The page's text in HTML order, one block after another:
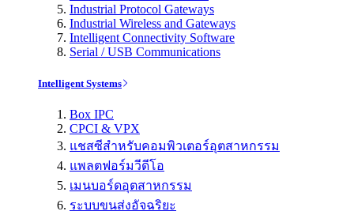
Industrial Protocol Gateways
Industrial Wireless and Gateways
Intelligent Connectivity Software
Serial / USB Communications
Intelligent Systems
Box IPC
CPCI & VPX
แชสซีสำหรับคอมพิวเตอร์อุตสาหกรรม
แพลตฟอร์มวีดีโอ
เมนบอร์ดอุตสาหกรรม
ระบบขนส่งอัจฉริยะ